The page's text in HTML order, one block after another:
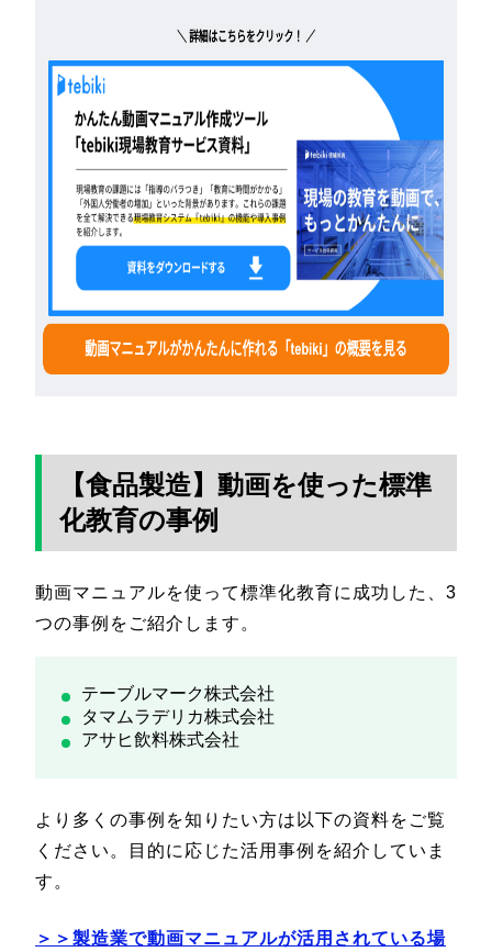
【食品製造】動画を使った標準
化教育の事例
動画マニュアルを使って標準化教育に成功した、3
つの事例をご紹介します。
テーブルマーク株式会社
タマムラデリカ株式会社
アサヒ飲料株式会社
より多くの事例を知りたい方は以下の資料をご覧
ください。目的に応じた活用事例を紹介していま
す。
＞＞製造業で動画マニュアルが活用されている場